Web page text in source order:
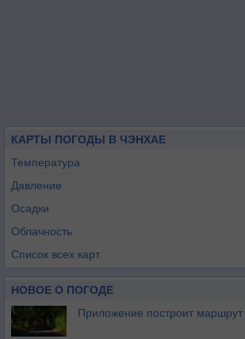
КАРТЫ ПОГОДЫ В ЧЭНХАЕ
Температура
Давление
Осадки
Облачность
Список всех карт
НОВОЕ О ПОГОДЕ
Приложение построит маршрут